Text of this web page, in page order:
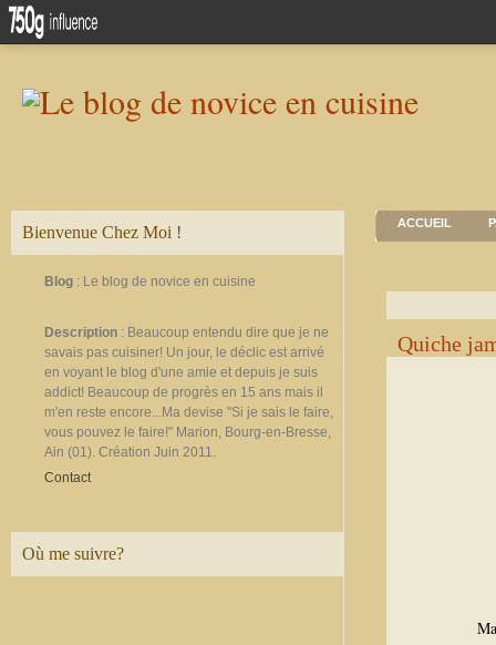
Bienvenue Chez Moi !
Blog : Le blog de novice en cuisine
Description : Beaucoup entendu dire que je ne
savais pas cuisiner! Un jour, le déclic est arrivé
en voyant le blog d'une amie et depuis je suis
addict! Beaucoup de progrès en 15 ans mais il
m'en reste encore...Ma devise "Si je sais le faire,
vous pouvez le faire!" Marion, Bourg-en-Bresse,
Ain (01). Création Juin 2011.
Contact
Où me suivre?
ACCUEIL
Quiche